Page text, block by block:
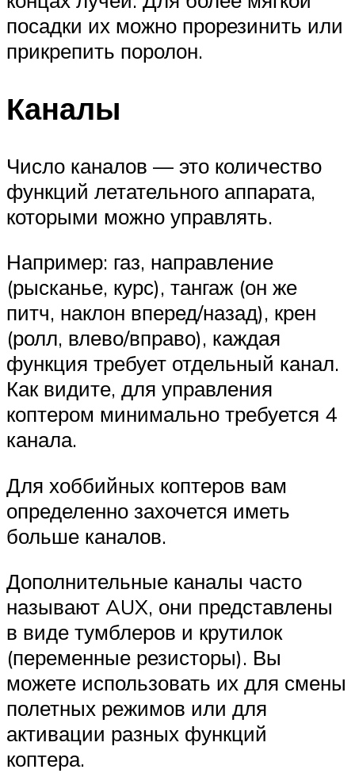
посадки их можно прорезинить или
прикрепить поролон.
Каналы
Число каналов — это количество
функций летательного аппарата,
которыми можно управлять.
Например: газ, направление
(рысканье, курс), тангаж (он же
питч, наклон вперед/назад), крен
(ролл, влево/вправо), каждая
функция требует отдельный канал.
Как видите, для управления
коптером минимально требуется 4
канала.
Для хоббийных коптеров вам
определенно захочется иметь
больше каналов.
Дополнительные каналы часто
называют AUX, они представлены
в виде тумблеров и крутилок
(переменные резисторы). Вы
можете использовать их для смены
полетных режимов или для
активации разных функций
коптера.